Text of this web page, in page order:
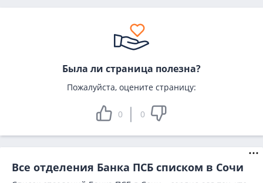
Была ли страница полезна?
Пожалуйста, оцените страницу:
0 0
Все отделения Банка ПСБ списком в Сочи